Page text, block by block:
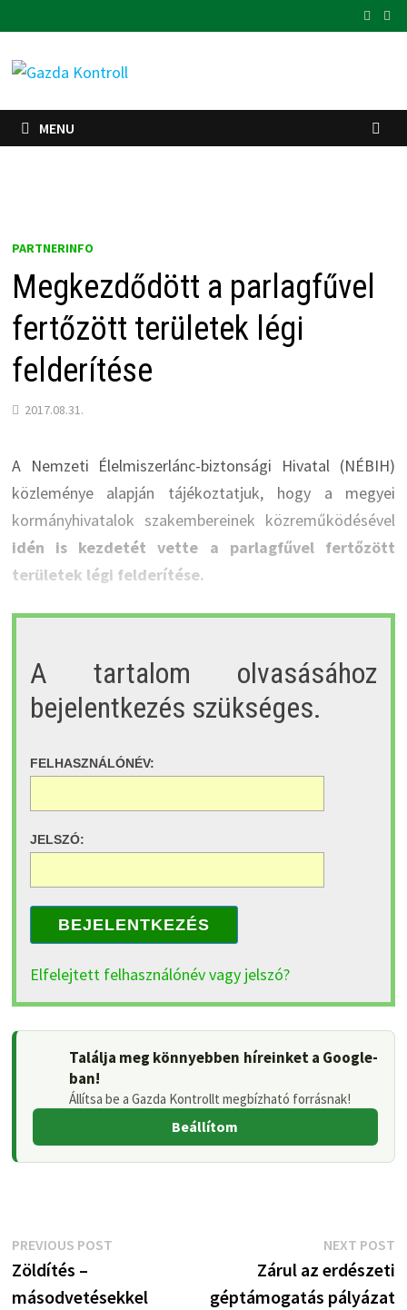
to
content
MENU
PARTNERINFO
Megkezdődött a parlagfűvel
fertőzött területek légi
felderítése
2017.08.31.
A Nemzeti Élelmiszerlánc-biztonsági Hivatal (NÉBIH)
közleménye alapján tájékoztatjuk, hogy a megyei
kormányhivatalok szakembereinek közreműködésével
idén is kezdetét vette a parlagfűvel fertőzött
területek légi felderítése.
A tartalom olvasásához
bejelentkezés szükséges.
FELHASZNÁLÓNÉV:
JELSZÓ:
BEJELENTKEZÉS
Elfelejtett felhasználónév vagy jelszó?
Találja meg könnyebben híreinket a Google-
ban!
Állítsa be a Gazda Kontrollt megbízható forrásnak!
Beállítom
Bejegyzés
navigáció
PREVIOUS POSTPrevious
Zöldítés –
másodvetésekkel
NEXT POST
Zárul az erdészeti
géptámogatás pályázat